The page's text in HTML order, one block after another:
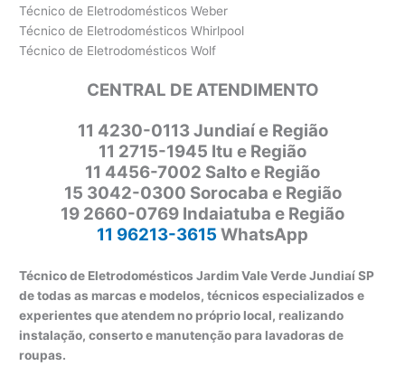
Técnico de Eletrodomésticos Weber
Técnico de Eletrodomésticos Whirlpool
Técnico de Eletrodomésticos Wolf
CENTRAL DE ATENDIMENTO
11 4230-0113 Jundiaí e Região
11 2715-1945 Itu e Região
11 4456-7002 Salto e Região
15 3042-0300 Sorocaba e Região
19 2660-0769 Indaiatuba e Região
11 96213-3615 WhatsApp
Técnico de Eletrodomésticos Jardim Vale Verde Jundiaí SP
de todas as marcas e modelos, técnicos especializados e
experientes que atendem no próprio local, realizando
instalação, conserto e manutenção para lavadoras de
roupas.